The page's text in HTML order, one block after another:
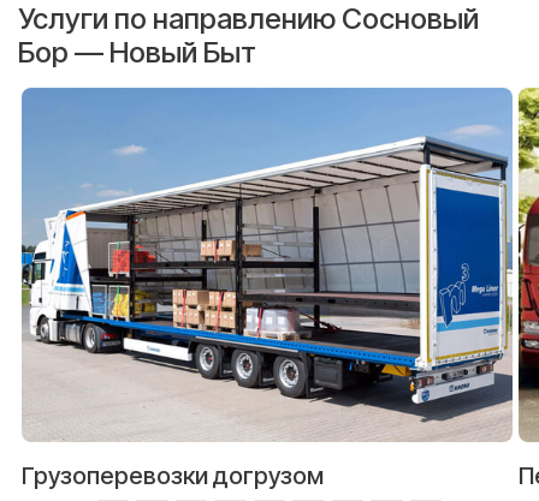
Услуги по направлению Сосновый
Бор — Новый Быт
Грузоперевозки догрузом